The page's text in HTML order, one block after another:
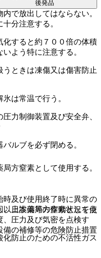
で放出してはならない。
分注意する。
すると約７００倍の体積
よう特に注意する。
ときは凍傷又は傷害防止
は常温で行う。
力制御装置及び安全弁、
ルブを必ず閉める。
及び使用終了時に異常の
上設備等の作動状況を点
圧力及び気密を点検す
備の補修等の危険防止措置
後発品
方窒素として使用する。
日本薬局方窒素として使
防止のための不活性ガス